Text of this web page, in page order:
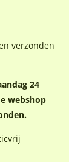
verzonden
24
webshop